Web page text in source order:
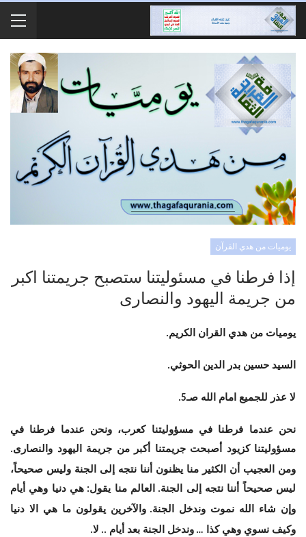
يوميات من هدي القرآن
إذا فرطنا في مسئوليتنا ستصبح جريمتنا اكبر
من جريمة اليهود والنصارى
يوميات من هدي القران الكريم.
السيد حسين بدر الدين الحوثي.
لا عذر للجميع امام الله صـ5.
نحن عندما فرطنا في مسؤوليتنا كعرب، ونحن عندما فرطنا في
مسؤوليتنا كزيود أصبحت جريمتنا أكبر من جريمة اليهود والنصارى.
ومن العجيب أن الكثير منا يظنون أننا نتجه إلى الجنة وليس صحيحاً،
ليس صحيحاً أننا نتجه إلى الجنة. العالم منا يقول: هي دنيا وهي أيام
وإن شاء الله نموت وندخل الجنة.والآخرين يقولون ما هي الا دنيا
وكيف نسوي وهي كذا … وندخل الجنة بعد أيام .. لا.